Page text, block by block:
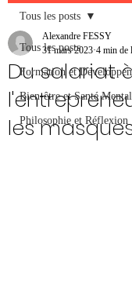
Tous les posts
Formation et
Bien-être et Santé
Philosophie et Réflexion
Tous les posts
Du salariat
les
Alexandre FESSY
31 mars 2023 4 min de